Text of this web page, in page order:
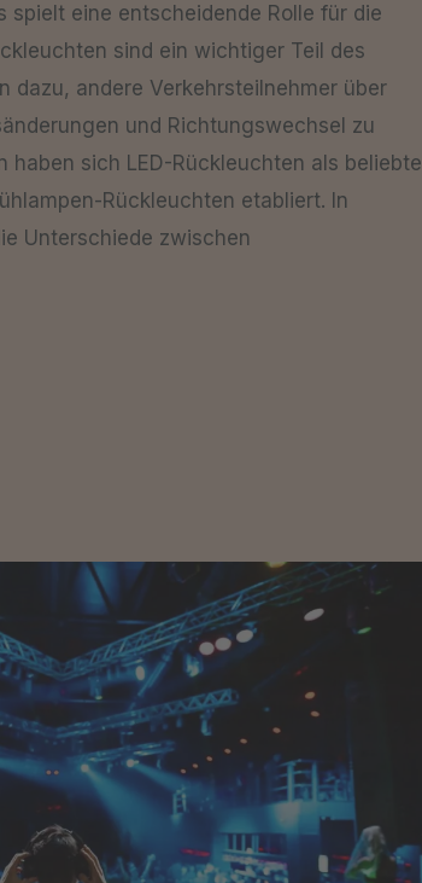
spielt eine entscheidende Rolle für die
sind ein wichtiger Teil des
dazu, andere Verkehrsteilnehmer über
und Richtungswechsel zu
haben sich LED-Rückleuchten als beliebte
Rückleuchten etabliert. In
Unterschiede zwischen